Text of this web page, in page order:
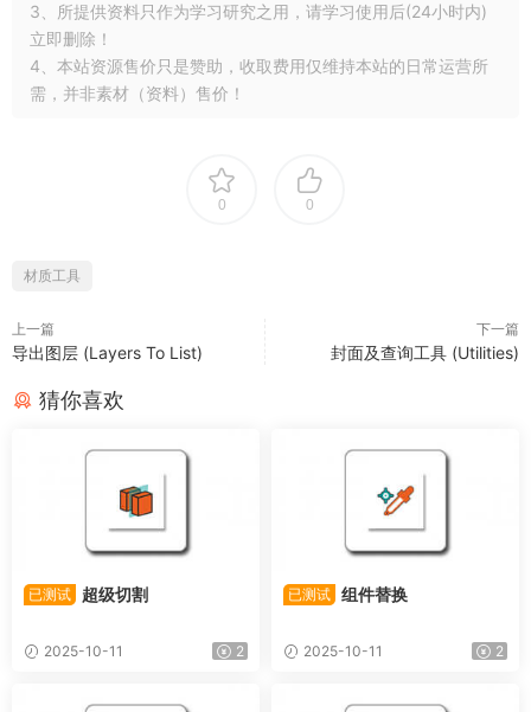
3、所提供资料只作为学习研究之用，请学习使用后(24小时内)
立即删除！
4、本站资源售价只是赞助，收取费用仅维持本站的日常运营所
需，并非素材（资料）售价！
0 0
材质工具
上一篇
导出图层 (Layers To List)
下一篇
封面及查询工具 (Utilities)
猜你喜欢
已测试 超级切割
2025-10-11 2
已测试 组件替换
2025-10-11 2